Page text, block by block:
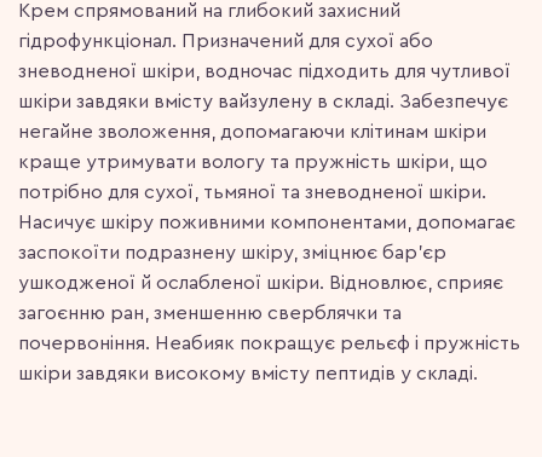
Крем спрямований на глибокий захисний
гідрофункціонал. Призначений для сухої або
зневодненої шкіри, водночас підходить для чутливої
шкіри завдяки вмісту вайзулену в складі. Забезпечує
негайне зволоження, допомагаючи клітинам шкіри
краще утримувати вологу та пружність шкіри, що
потрібно для сухої, тьмяної та зневодненої шкіри.
Насичує шкіру поживними компонентами, допомагає
заспокоїти подразнену шкіру, зміцнює бар’єр
ушкодженої й ослабленої шкіри. Відновлює, сприяє
загоєнню ран, зменшенню сверблячки та
почервоніння. Неабияк покращує рельєф і пружність
шкіри завдяки високому вмісту пептидів у складі.